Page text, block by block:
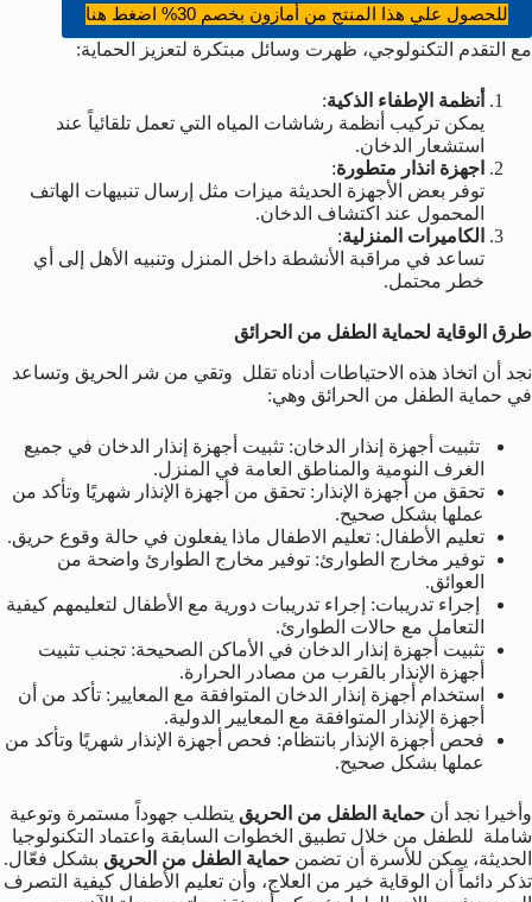
للحصول علي هذا المنتج من أمازون بخصم 30% اضغط هنا
مع التقدم التكنولوجي، ظهرت وسائل مبتكرة لتعزيز الحماية:
أنظمة الإطفاء الذكية:
يمكن تركيب أنظمة رشاشات المياه التي تعمل تلقائياً عند
استشعار الدخان.
اجهزة انذار متطورة:
توفر بعض الأجهزة الحديثة ميزات مثل إرسال تنبيهات الهاتف
المحمول عند اكتشاف الدخان.
الكاميرات المنزلية:
تساعد في مراقبة الأنشطة داخل المنزل وتنبيه الأهل إلى أي
خطر محتمل.
طرق الوقاية لحماية الطفل من الحرائق
نجد أن اتخاذ هذه الاحتياطات أدناه تقلل وتقي من شر الحريق وتساعد
في حماية الطفل من الحرائق وهي:
تثبيت أجهزة إنذار الدخان: تثبيت أجهزة إنذار الدخان في جميع
الغرف النومية والمناطق العامة في المنزل.
تحقق من أجهزة الإنذار: تحقق من أجهزة الإنذار شهريًا وتأكد من
عملها بشكل صحيح.
تعليم الأطفال: تعليم الاطفال ماذا يفعلون في حالة وقوع حريق.
توفير مخارج الطوارئ: توفير مخارج الطوارئ واضحة من
العوائق.
إجراء تدريبات: إجراء تدريبات دورية مع الأطفال لتعليمهم كيفية
التعامل مع حالات الطوارئ.
تثبيت أجهزة إنذار الدخان في الأماكن الصحيحة: تجنب تثبيت
أجهزة الإنذار بالقرب من مصادر الحرارة.
استخدام أجهزة إنذار الدخان المتوافقة مع المعايير: تأكد من أن
أجهزة الإنذار المتوافقة مع المعايير الدولية.
فحص أجهزة الإنذار بانتظام: فحص أجهزة الإنذار شهريًا وتأكد من
عملها بشكل صحيح.
وأخيرا نجد أن حماية الطفل من الحريق يتطلب جهوداً مستمرة وتوعية
شاملة للطفل من خلال تطبيق الخطوات السابقة واعتماد التكنولوجيا
الحديثة، يمكن للأسرة أن تضمن حماية الطفل من الحريق بشكل فعّال.
تذكر دائماً أن الوقاية خير من العلاج، وأن تعليم الأطفال كيفية التصرف